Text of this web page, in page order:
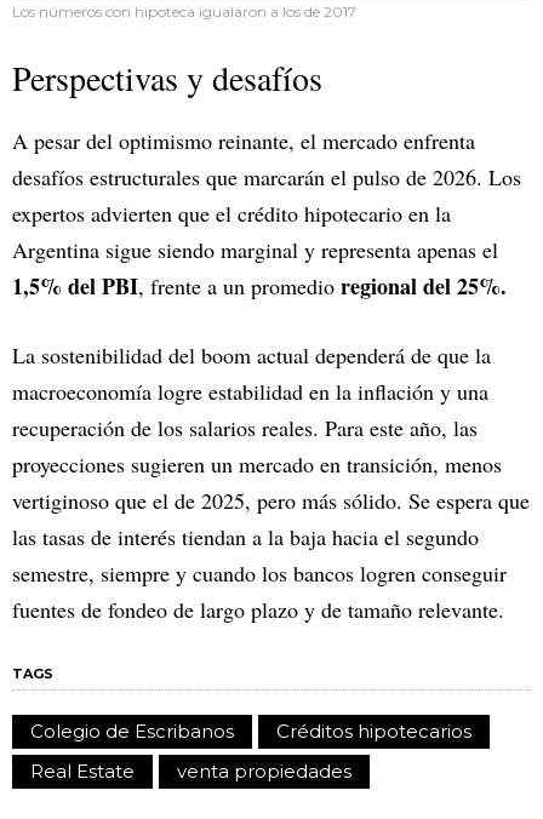
Los números con hipoteca igualaron a los de 2017
Perspectivas y desafíos
A pesar del optimismo reinante, el mercado enfrenta
desafíos estructurales que marcarán el pulso de 2026. Los
expertos advierten que el crédito hipotecario en la
Argentina sigue siendo marginal y representa apenas el
1,5% del PBI, frente a un promedio regional del 25%.
La sostenibilidad del boom actual dependerá de que la
macroeconomía logre estabilidad en la inflación y una
recuperación de los salarios reales. Para este año, las
proyecciones sugieren un mercado en transición, menos
vertiginoso que el de 2025, pero más sólido. Se espera que
las tasas de interés tiendan a la baja hacia el segundo
semestre, siempre y cuando los bancos logren conseguir
fuentes de fondeo de largo plazo y de tamaño relevante.
TAGS
Colegio de Escribanos
Créditos hipotecarios
Real Estate
venta propiedades